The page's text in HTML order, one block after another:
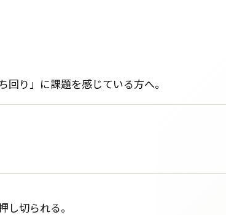
り」に課題を感じている方へ。
し切られる。